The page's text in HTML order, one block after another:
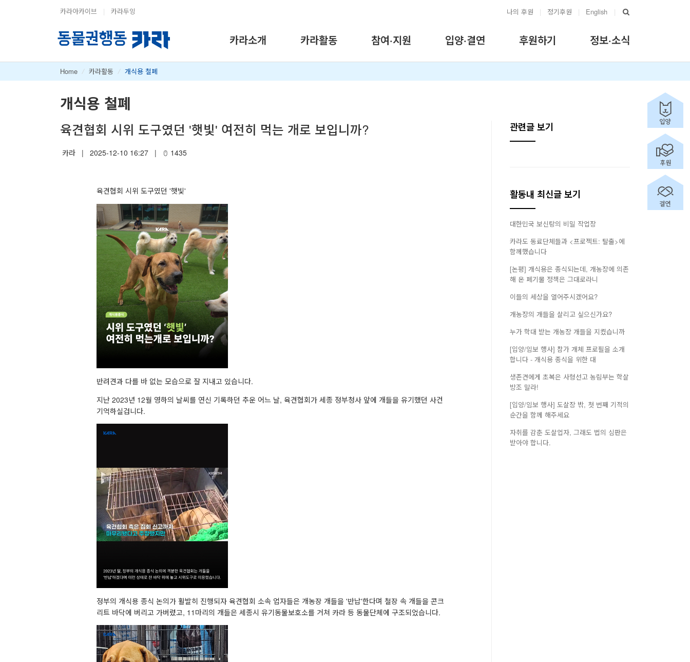
카라아카이브 | 카라두잉 나의 후원 | 정기후원 | English |
카라소개 카라활동 참여·지원 입양·결연 후원하기 정보·소식
Home / 카라활동 / 개식용 철폐
개식용 철폐
육견협회 시위 도구였던 '햇빛' 여전히 먹는 개로 보입니까?
카라 | 2025-12-10 16:27 | 1435
육견협회 시위 도구였던 '햇빛'
반려견과 다를 바 없는 모습으로 잘 지내고 있습니다.
지난 2023년 12월 영하의 날씨를 연신 기록하던 추운 어느 날, 육견협회가 세종 정부청사 앞에 개들을 유기했던 사건
기억하실겁니다.
정부의 개식용 종식 논의가 활발히 진행되자 육견협회 소속 업자들은 개농장 개들을 '반납'한다며 철장 속 개들을 콘크
리트 바닥에 버리고 가버렸고, 11마리의 개들은 세종시 유기동물보호소를 거쳐 카라 등 동물단체에 구조되었습니다.
관련글 보기
활동내 최신글 보기
대한민국 보신탕의 비밀 작업장
카라도 동료단체들과 <프로젝트: 탈출>에
함께했습니다
[논평] 개식용은 종식되는데, 개농장에 의존
해 온 폐기물 정책은 그대로라니
이들의 세상을 열어주시겠어요?
개농장의 개들을 살리고 싶으신가요?
누가 학대 받는 개농장 개들을 지켰습니까
[입양/임보 행사] 참가 개체 프로필을 소개
합니다 - 개식용 종식을 위한 대
생존견에게 초복은 사형선고 농림부는 학살
방조 말라!
[입양/임보 행사] 도살장 밖, 첫 번째 기적의
순간을 함께 해주세요
자취를 감춘 도살업자, 그래도 법의 심판은
받아야 합니다.